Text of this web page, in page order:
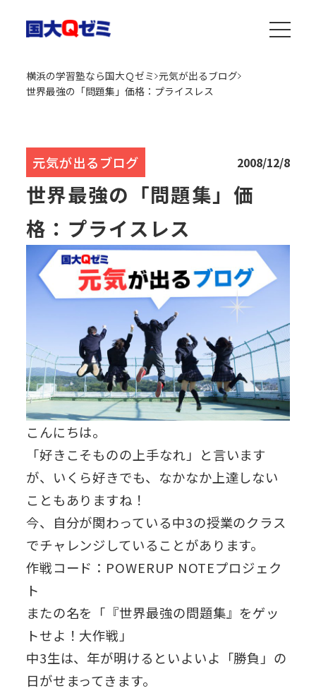
横浜の学習塾なら国大Ｑゼミ 元気が出るブログ
世界最強の「問題集」価格：プライスレス
元気が出るブログ 2008/12/8
世界最強の「問題集」価
格：プライスレス
こんにちは。
「好きこそものの上手なれ」と言います
が、いくら好きでも、なかなか上達しない
こともありますね！
今、自分が関わっている中3の授業のクラス
でチャレンジしていることがあります。
作戦コード：POWERUP NOTEプロジェク
ト
またの名を「『世界最強の問題集』をゲッ
トせよ！大作戦」
中3生は、年が明けるといよいよ「勝負」の
日がせまってきます。